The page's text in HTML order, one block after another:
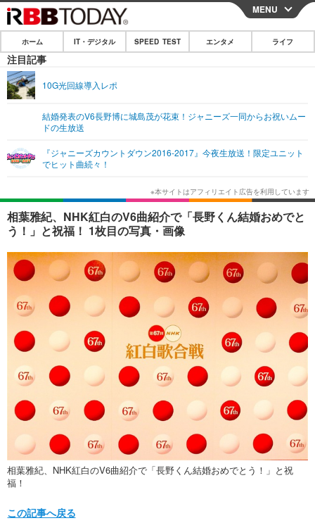
CLOSE
ホーム
IT・デジタル
ネタ
ショッピング その他
エンタメTOP
韓国・芸能
音楽 スポーツ
ショッピング その他
ライフ
ライフTOP グルメ
ペット ショッピング
その他
リリース一覧
プッシュ通知の停止方法
MENU
ホーム IT・デジタル SPEED TEST エンタメ ライフ
注目記事
10G光回線導入レポ
結婚発表のV6長野博に城島茂が花束！ジャニーズ一同からお祝いムー
ドの生放送
『ジャニーズカウントダウン2016-2017』今夜生放送！限定ユニット
でヒット曲続々！
相葉雅紀、NHK紅白のV6曲紹介で「長野くん結婚おめでと
う！」と祝福！ 1枚目の写真・画像
相葉雅紀、NHK紅白のV6曲紹介で「長野くん結婚おめでとう！」と祝
福！
この記事へ戻る